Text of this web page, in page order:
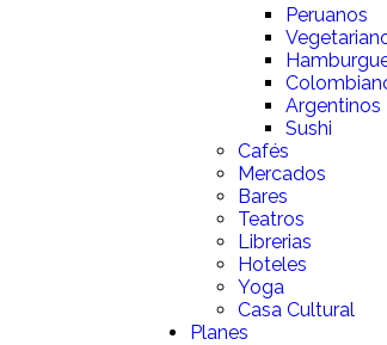
Peruanos
Argentinos
Sushi
Cafés
Mercados
Bares
Teatros
Librerias
Hoteles
Yoga
Casa Cultural
Planes